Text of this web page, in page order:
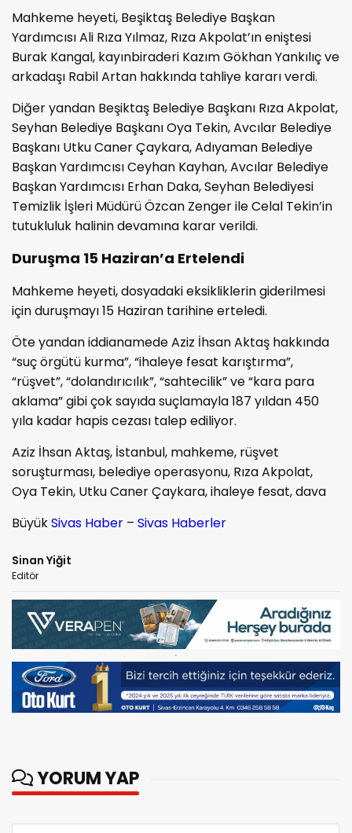
Mahkeme heyeti, Beşiktaş Belediye Başkan
Yardımcısı Ali Rıza Yılmaz, Rıza Akpolat’ın eniştesi
Burak Kangal, kayınbiraderi Kazım Gökhan Yankılıç ve
arkadaşı Rabil Artan hakkında tahliye kararı verdi.
Diğer yandan Beşiktaş Belediye Başkanı Rıza Akpolat,
Seyhan Belediye Başkanı Oya Tekin, Avcılar Belediye
Başkanı Utku Caner Çaykara, Adıyaman Belediye
Başkan Yardımcısı Ceyhan Kayhan, Avcılar Belediye
Başkan Yardımcısı Erhan Daka, Seyhan Belediyesi
Temizlik İşleri Müdürü Özcan Zenger ile Celal Tekin’in
tutukluluk halinin devamına karar verildi.
Duruşma 15 Haziran’a Ertelendi
Mahkeme heyeti, dosyadaki eksikliklerin giderilmesi
için duruşmayı 15 Haziran tarihine erteledi.
Öte yandan iddianamede Aziz İhsan Aktaş hakkında
“suç örgütü kurma”, “ihaleye fesat karıştırma”,
“rüşvet”, “dolandırıcılık”, “sahtecilik” ve “kara para
aklama” gibi çok sayıda suçlamayla 187 yıldan 450
yıla kadar hapis cezası talep ediliyor.
Aziz İhsan Aktaş, İstanbul, mahkeme, rüşvet
soruşturması, belediye operasyonu, Rıza Akpolat,
Oya Tekin, Utku Caner Çaykara, ihaleye fesat, dava
BüyükSivas Haber – Sivas Haberler
Sinan Yiğit
Editör
YORUM YAP